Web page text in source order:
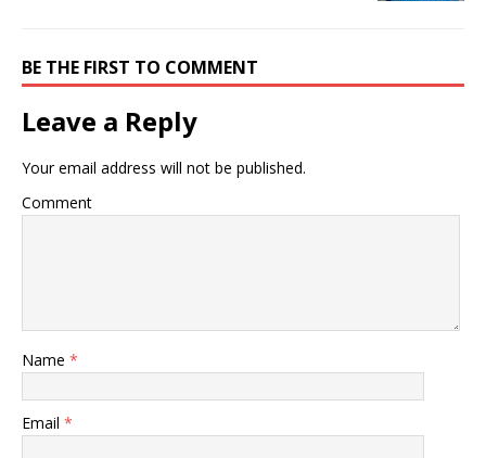
BE THE FIRST TO COMMENT
Leave a Reply
Your email address will not be published.
Comment
Name *
Email *